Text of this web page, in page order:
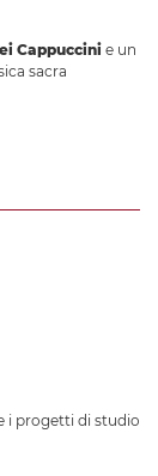
Cappuccini e un
sacra
i progetti di studio